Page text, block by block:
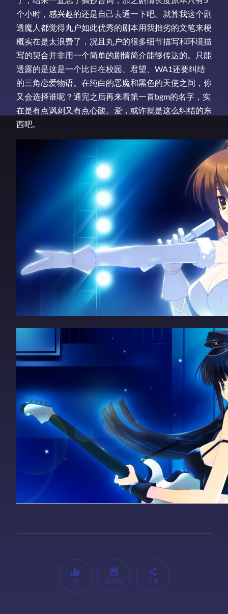
个小时，感兴趣的还是自己去通一下吧。就算我这个剧
透魔人都觉得丸户如此优秀的剧本用我拙劣的文笔来梗
概实在是太浪费了，况且丸户的很多细节描写和环境描
写的契合并非用一个简单的剧情简介能够传达的。只能
透露的是这是一个比日在校园、君望、WA1还要纠结
的三角恋爱物语。在纯白的恶魔和黑色的天使之间，你
又会选择谁呢？通完之后再来看第一首bgm的名字，实
在是有点讽刺又有点心酸。爱，或许就是这么纠结的东
西吧。
赞 微海报 分享